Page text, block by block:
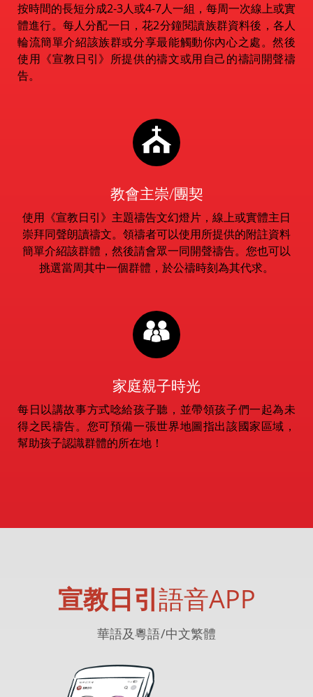
按時間的長短分成2-3人或4-7人一組，每周一次線上或實
體進行。每人分配一日，花2分鐘閱讀族群資料後，各人
輪流簡單介紹該族群或分享最能觸動你內心之處。然後
使用《宣教日引》所提供的禱文或用自己的禱詞開聲禱
告。
教會主崇/團契
使用《宣教日引》主題禱告文幻燈片，線上或實體主日
崇拜同聲朗讀禱文。領禱者可以使用所提供的附註資料
簡單介紹該群體，然後請會眾一同開聲禱告。您也可以
挑選當周其中一個群體，於公禱時刻為其代求。
家庭親子時光
每日以講故事方式唸給孩子聽，並帶領孩子們一起為未
得之民禱告。您可預備一張世界地圖指出該國家區域，
幫助孩子認識群體的所在地！
宣教日引語音APP
華語及粵語/中文繁體